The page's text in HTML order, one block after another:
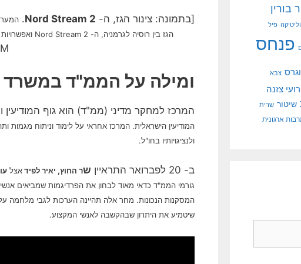
[בתמונה: צינור הגז, ה- Nord Stream 2
.
הגז בין רוסיה לגרמניה, ה- Nord Stream 2 ואפשרויות התגובה שלו הצטמצמו פלאים…
ומילה על הממ"ד במשרד
המרכז למחקר מדיני (ממ"ד) הוא גוף
המודיעין הישראלית. המרכז אחראי על לימוד וניתוח מגמות
ולנציגויותיו בחו"ל.
ב- 20 לפברואר התראיין שר החוץ, יאיר לפידאצל
גורמי הממ"ד כדאי מאוד לבחון את הפרדיגמות שמביאים
המסקנות הנכונות. מחר אלה תהיינה הערכות לגבי מלחמה
שיטמיע את היתרון שבהקשבה לאנשי המקצוע.
בורין
פיל
פנחס
צבא
רועי צזנה
שיטור שרית
ארגונית